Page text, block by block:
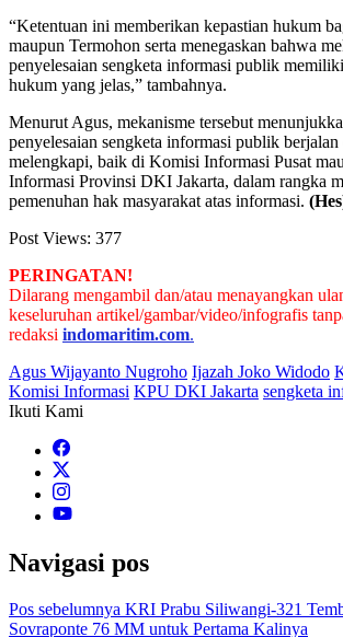
“Ketentuan ini memberikan kepastian hukum
maupun Termohon serta menegaskan bahwa
penyelesaian sengketa informasi publik
hukum yang jelas,” tambahnya.
Menurut Agus, mekanisme tersebut
penyelesaian sengketa informasi publik
melengkapi, baik di Komisi Informasi Pusat
Informasi Provinsi DKI Jakarta, dalam rangka
pemenuhan hak masyarakat atas informasi.
Post Views: 377
PERINGATAN!
Dilarang mengambil dan/atau menayangkan
keseluruhan artikel/gambar/video/infografis
redaksi indomaritim.com.
Agus Wijayanto Nugroho Ijazah Joko Widodo
Komisi Informasi KPU DKI Jakarta sengketa
Ikuti Kami
Navigasi pos
Pos sebelumnya KRI Prabu Siliwangi-321
Sovraponte 76 MM untuk Pertama Kalinya